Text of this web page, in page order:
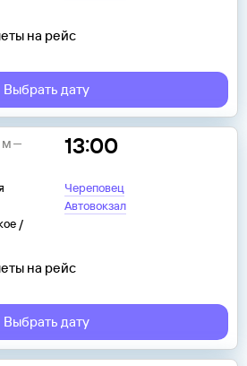
на рейс
Выбрать дату
/
13:00
Череповец
Автовокзал
м
на рейс
Выбрать дату